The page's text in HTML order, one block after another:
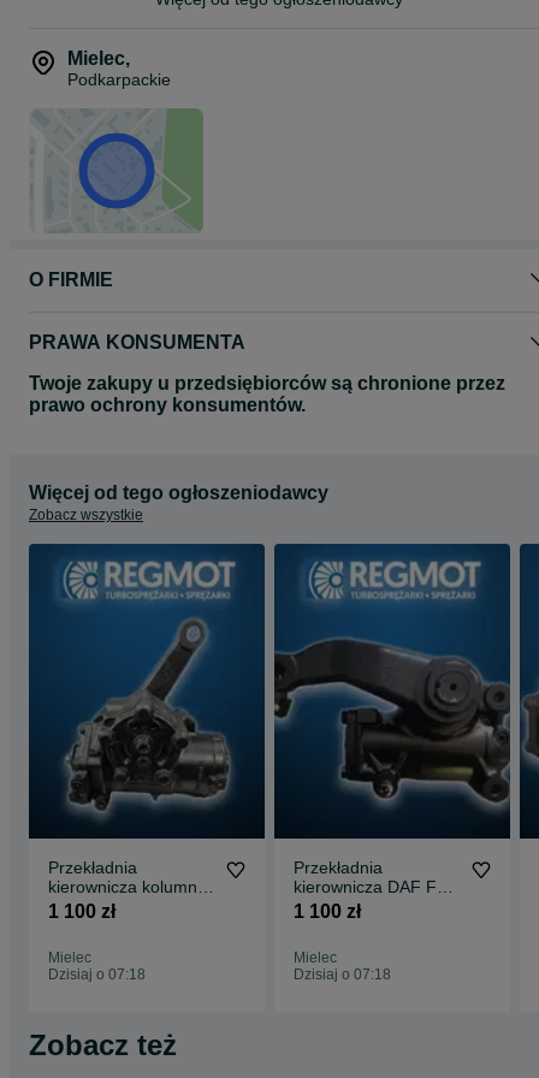
ul. Traugutta 9B
39-300 Mielec
Tel : +48**********89
Tel : +48**********49
Mielec,
Podkarpackie
O FIRMIE
PRAWA KONSUMENTA
Twoje zakupy u przedsiębiorców są chronione przez
prawo ochrony konsumentów.
Więcej od tego ogłoszeniodawcy
Zobacz wszystkie
Przekładnia
kierownicza kolumna
Mercedes Atego LS6
1 100 zł
Mielec
Dzisiaj o 07:18
Przekładnia
kierownicza DAF FL
13-
1 100 zł
Mielec
Dzisiaj o 07:18
Zobacz też